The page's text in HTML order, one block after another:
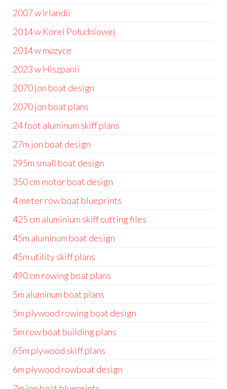
2007 w Irlandii
2014 w Korei Południowej
2014 w muzyce
2023 w Hiszpanii
2070 jon boat design
2070 jon boat plans
24 foot aluminum skiff plans
27m jon boat design
295m small boat design
350 cm motor boat design
4 meter row boat blueprints
425 cm aluminium skiff cutting files
45m aluminum boat design
45m utility skiff plans
490 cm rowing boat plans
5m aluminum boat plans
5m plywood rowing boat design
5m row boat building plans
65m plywood skiff plans
6m plywood rowboat design